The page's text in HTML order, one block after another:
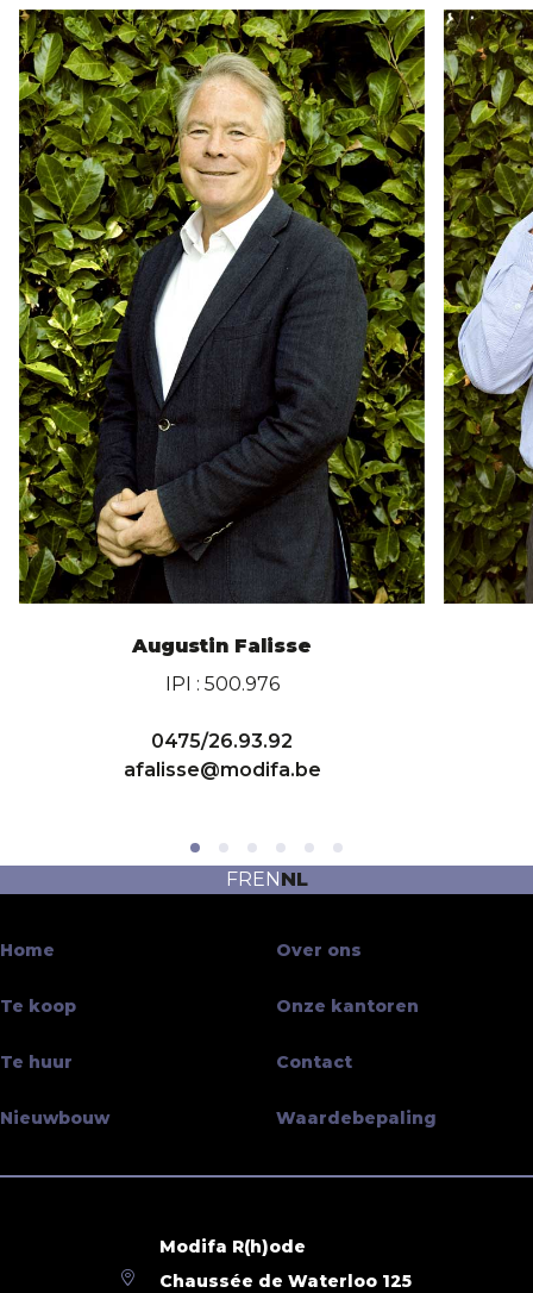
Augustin Falisse
IPI : 500.976
0475/26.93.92
afalisse@modifa.be
FRENNL
Home
Te koop
Te huur
Nieuwbouw
Over ons
Onze kantoren
Contact
Waardebepaling
Modifa R(h)ode
Chaussée de Waterloo 125